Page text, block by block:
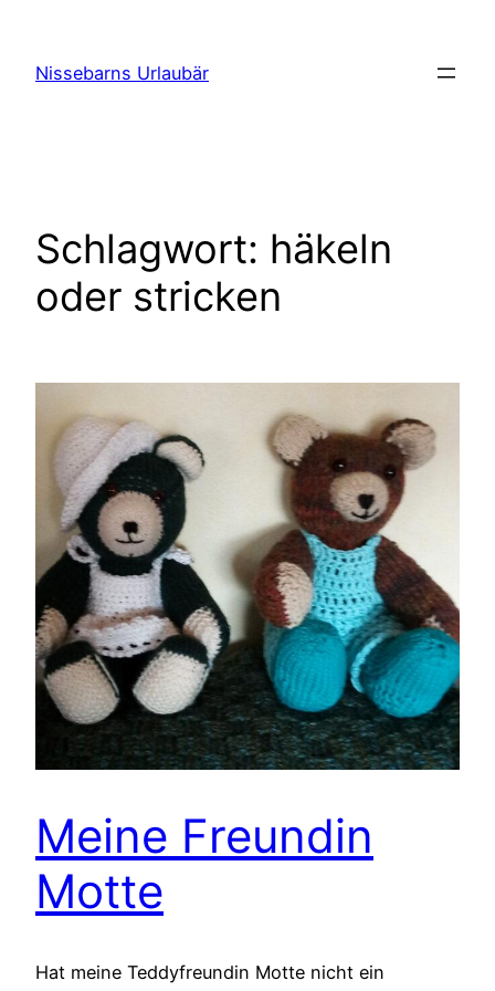
springen
Nissebarns Urlaubär
Schlagwort: häkeln
oder stricken
Meine Freundin
Motte
Hat meine Teddyfreundin Motte nicht ein